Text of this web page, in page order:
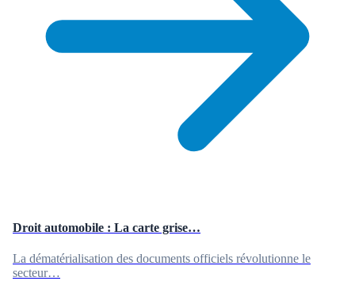
Droit automobile : La carte grise…
La dématérialisation des documents officiels révolutionne le
secteur…